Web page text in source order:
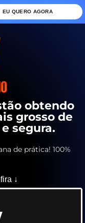
EU QUERO AGORA
obtendo
grosso de
segura.
de prática! 100%
↓